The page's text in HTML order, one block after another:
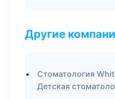
Другие
Стоматология
Детская